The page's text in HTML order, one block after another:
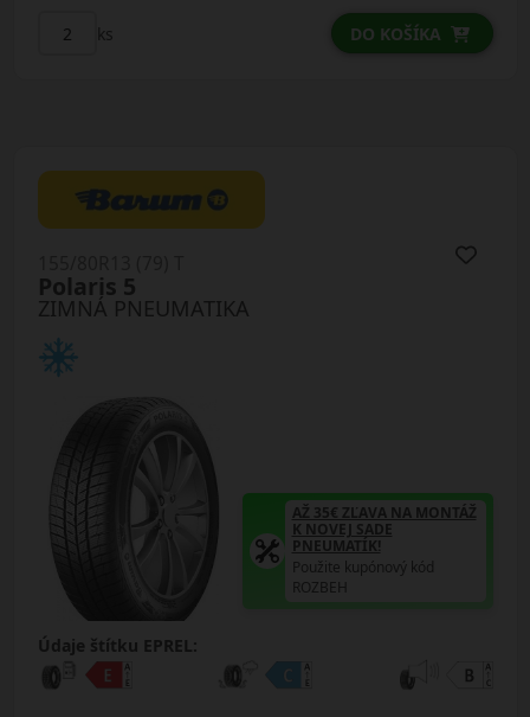
ks DO KOŠÍKA
ZIMNÁ PNEUMATIKA
Polaris 5
AŽ 35€ ZĽAVA NA MONTÁŽ
K NOVEJ SADE
PNEUMATÍK!
Použite kupónový kód
ROZBEH
Údaje štítku EPREL: